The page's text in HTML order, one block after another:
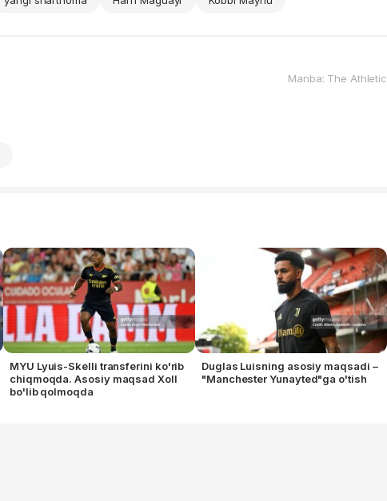
Manba: The Athletic
MYU Lyuis-Skelli transferini ko'rib
chiqmoqda. Asosiy maqsad Xoll
bo'lib qolmoqda
Duglas Luisning asosiy maqsadi –
"Manchester Yunayted"ga o'tish